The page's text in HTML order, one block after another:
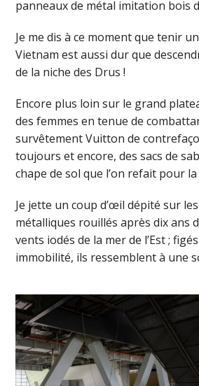
panneaux de métal imitation bois
Je me dis à ce moment que tenir
Vietnam est aussi dur que
de la niche des Drus !
Encore plus loin sur le grand
des femmes en tenue de
survêtement Vuitton de
toujours et encore, des sacs de
chape de sol que l’on refait pour
Je jette un coup d’œil dépité sur
métalliques rouillés après dix ans
vents iodés de la mer de l’Est ;
immobilité, ils ressemblent à une